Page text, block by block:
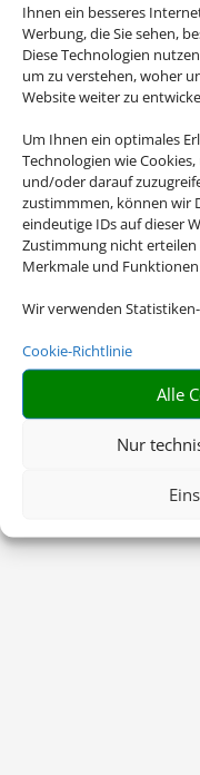
Ihnen ein besseres
Werbung, die Sie sehen,
Diese Technologien
um zu verstehen, woher
Website weiter zu
Um Ihnen ein optimales
Technologien wie
und/oder darauf
zustimmmen, können wir
eindeutige IDs auf dieser
Zustimmung nicht
Merkmale und
Wir verwenden
Cookie-Richtlinie
Alle
Nur